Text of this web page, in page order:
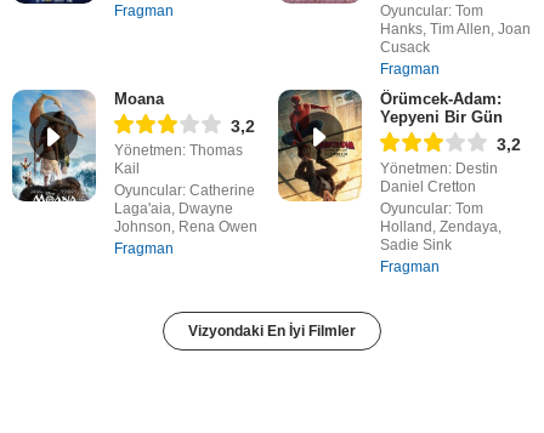
Fragman
Oyuncular: Tom
Hanks, Tim Allen, Joan
Cusack
Fragman
Moana
3,2
Yönetmen: Thomas
Kail
Oyuncular: Catherine
Laga'aia, Dwayne
Johnson, Rena Owen
Fragman
Örümcek-Adam:
Yepyeni Bir Gün
3,2
Yönetmen: Destin
Daniel Cretton
Oyuncular: Tom
Holland, Zendaya,
Sadie Sink
Fragman
Vizyondaki En İyi Filmler